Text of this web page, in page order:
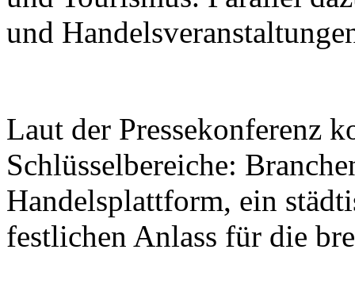
und
Laut der Pressekonferenz
Schlüsselbereiche:
Handelsplattform, ein
festlichen Anlass für die